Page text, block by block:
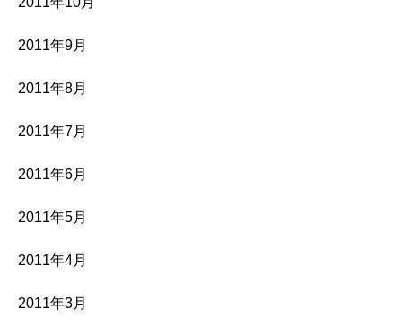
2011年9月
2011年8月
2011年7月
2011年6月
2011年5月
2011年4月
2011年3月